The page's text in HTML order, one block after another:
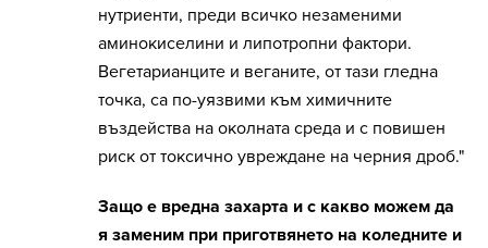
нутриенти, преди всичко незаменими
аминокиселини и липотропни фактори.
Вегетарианците и веганите, от тази гледна
точка, са по-уязвими към химичните
въздейства на околната среда и с повишен
риск от токсично увреждане на черния дроб."
Защо е вредна захарта и с какво можем да
я заменим при приготвянето на коледните и